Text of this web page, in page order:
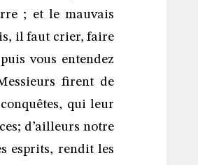
; et le mauvais
il faut crier, faire
vous entendez
firent de
qui leur
d’ailleurs notre
esprits, rendit les